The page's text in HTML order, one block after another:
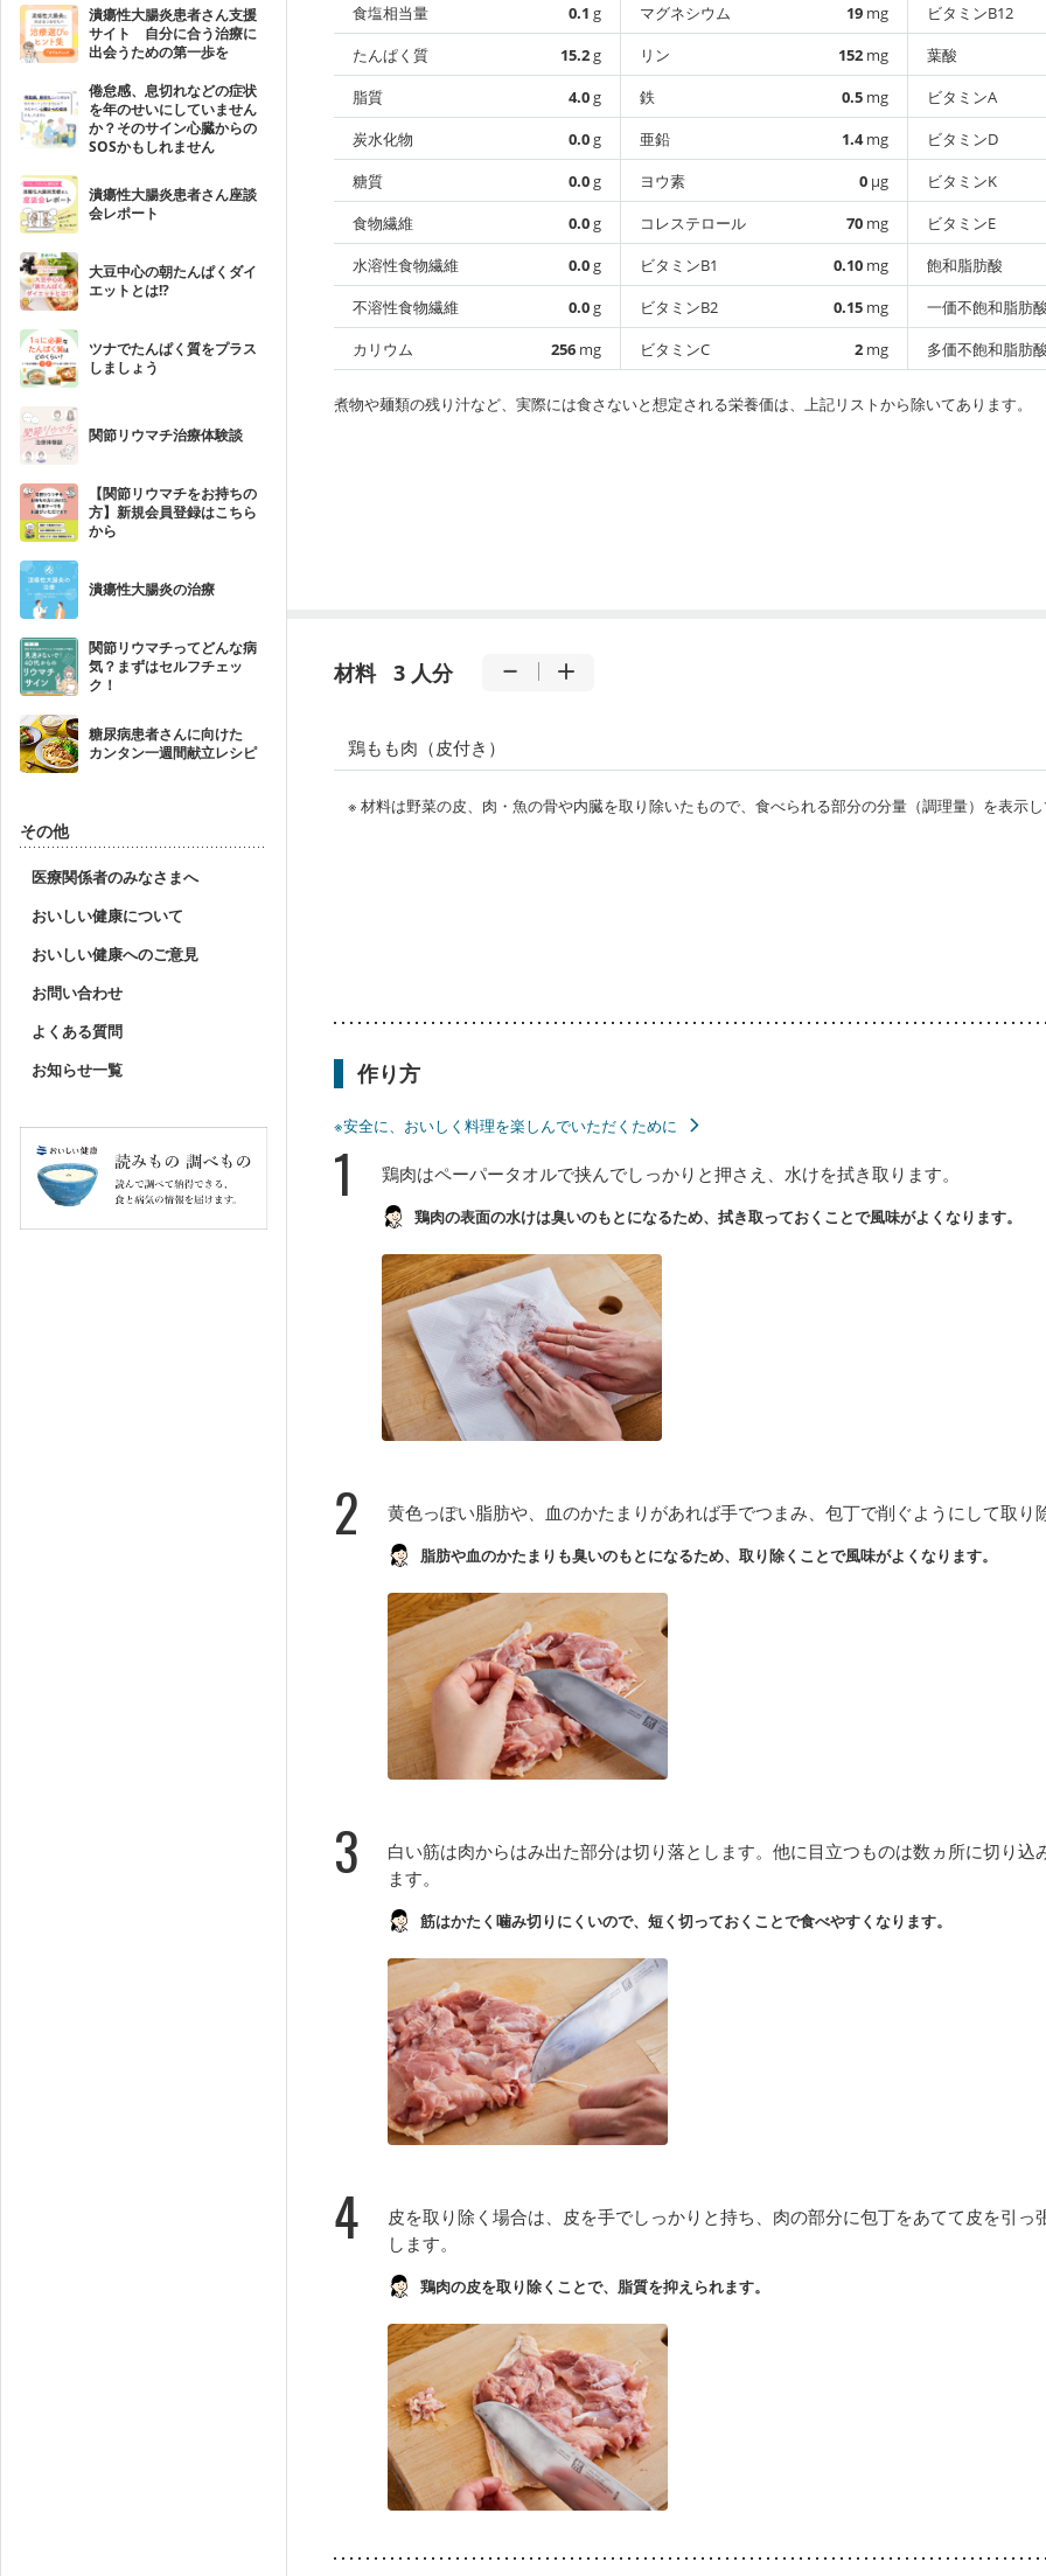
潰瘍性大腸炎患者さん支援
サイト 自分に合う治療に
出会うための第一歩を
倦怠感、息切れなどの症状
を年のせいにしていません
か？そのサイン心臓からの
SOSかもしれません
潰瘍性大腸炎患者さん座談
会レポート
大豆中心の朝たんぱくダイ
エットとは!?
ツナでたんぱく質をプラス
しましょう
関節リウマチ治療体験談
【関節リウマチをお持ちの
方】新規会員登録はこちら
から
潰瘍性大腸炎の治療
関節リウマチってどんな病
気？まずはセルフチェッ
ク！
糖尿病患者さんに向けた
カンタン一週間献立レシピ
その他
医療関係者のみなさまへ
おいしい健康について
おいしい健康へのご意見
お問い合わせ
よくある質問
お知らせ一覧
食塩相当量
0.1 g
たんぱく質
15.2g
脂質
4.0g
炭水化物
0.0g
糖質
0.0g
食物繊維
0.0g
水溶性食物繊維
0.0g
不溶性食物繊維
0.0g
カリウム
256 mg
マグネシウム
19 mg
リン
152 mg
鉄
0.5 mg
亜鉛
1.4mg
ヨウ素
0 µg
コレステロール
70 mg
ビタミンB1
0.10 mg
ビタミンB2
0.15 mg
ビタミンC
2 mg
ビタミンB12
葉酸
ビタミンA
ビタミンD
ビタミンK
ビタミンE
飽和脂肪酸
一価不飽和脂肪酸
多価不飽和脂肪酸
煮物や麺類の残り汁など、実際には食さないと想定される栄養価は、上記リストから除いてあります。
材料 3 人分
鶏もも肉（皮付き）
※ 材料は野菜の皮、肉・魚の骨や内臓を取り除いたもので、食べられる部分の分量（調理量）を表示し
作り方
※安全に、おいしく料理を楽しんでいただくために
1 鶏肉はペーパータオルで挟んでしっかりと押さえ、水けを拭き取ります。
鶏肉の表面の水けは臭いのもとになるため、拭き取っておくことで風味がよくなります。
2 黄色っぽい脂肪や、血のかたまりがあれば手でつまみ、包丁で削ぐようにして取り
脂肪や血のかたまりも臭いのもとになるため、取り除くことで風味がよくなります。
3
白い筋は肉からはみ出た部分は切り落とします。他に目立つものは数ヵ所に切り込
ます。
筋はかたく噛み切りにくいので、短く切っておくことで食べやすくなります。
4
皮を取り除く場合は、皮を手でしっかりと持ち、肉の部分に包丁をあてて皮を引っ
します。
鶏肉の皮を取り除くことで、脂質を抑えられます。